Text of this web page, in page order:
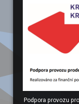
Podpora provozu